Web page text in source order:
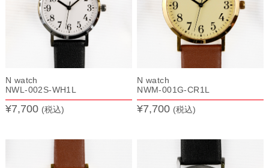
N watch
NWL-002S-WH1L
¥7,700 (税込)
N watch
NWM-001G-CR1L
¥7,700 (税込)